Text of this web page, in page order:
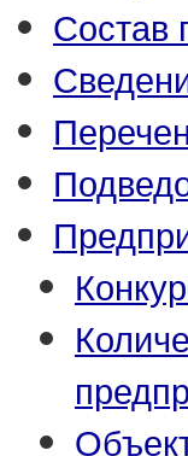
Состав